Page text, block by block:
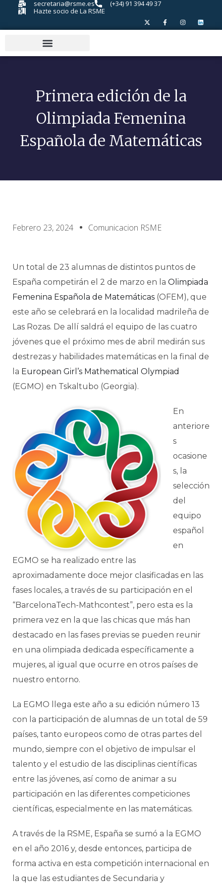
secretaria@rsme.es
(+34) 91 394 49 37
Hazte socio de La RSME
Primera edición de la
Olimpiada Femenina
Española de Matemáticas
Febrero 23, 2024 Comunicacion RSME
Un total de 23 alumnas de distintos puntos de
España competirán el 2 de marzo en la Olimpiada
Femenina Española de Matemáticas (OFEM), que
este año se celebrará en la localidad madrileña de
Las Rozas. De allí saldrá el equipo de las cuatro
jóvenes que el próximo mes de abril medirán sus
destrezas y habilidades matemáticas en la final de
la European Girl’s Mathematical Olympiad
(EGMO) en Tskaltubo (Georgia).
En
anteriore
s
ocasione
s, la
selección
del
equipo
español
en
EGMO se ha realizado entre las
aproximadamente doce mejor clasificadas en las
fases locales, a través de su participación en el
“BarcelonaTech-Mathcontest”, pero esta es la
primera vez en la que las chicas que más han
destacado en las fases previas se pueden reunir
en una olimpiada dedicada específicamente a
mujeres, al igual que ocurre en otros países de
nuestro entorno.
La EGMO llega este año a su edición número 13
con la participación de alumnas de un total de 59
países, tanto europeos como de otras partes del
mundo, siempre con el objetivo de impulsar el
talento y el estudio de las disciplinas científicas
entre las jóvenes, así como de animar a su
participación en las diferentes competiciones
científicas, especialmente en las matemáticas.
A través de la RSME, España se sumó a la EGMO
en el año 2016 y, desde entonces, participa de
forma activa en esta competición internacional en
la que las estudiantes de Secundaria y